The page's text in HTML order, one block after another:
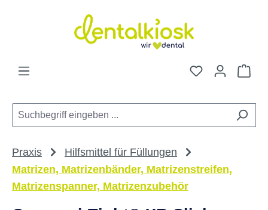
Zum Hauptinhalt springen
Du hast 0
Praxis
Hilfsmittel für Füllungen
Matrizen, Matrizenbänder, Matrizenstreifen,
Matrizenspanner, Matrizenzubehör